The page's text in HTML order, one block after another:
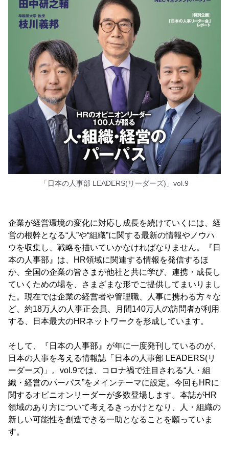
「日本の人事部 LEADERS(リーダーズ)」vol.9
企業が経営環境の変化に対応し成長を続けていくには、経
営の根幹となる“人”や“組織”に関する最新の情報やノウハ
ウを収集し、戦略を描いていかなければなりません。『日
本の人事部』は、HR領域に関連する情報を発信するほ
か、全国の企業の皆さまが他社と共に学び、連携・成長し
ていくための場を、さまざまな形でご提供してまいりまし
た。現在では企業の経営者や管理職、人事に携わる方々な
ど、約18万人の人事正会員、月間140万人の訪問者が利用
する、日本最大のHRネットワークを形成しています。
そして、『日本の人事部』が年に一度発刊しているのが、
日本の人事を考える情報誌「日本の人事部 LEADERS(リ
ーダーズ)」。vol.9では、コロナ禍で注目される“人・組
織・経営のパーパス”をメインテーマに設定。今回もHRに
関するオピニオンリーダーが多数登場します。本誌がHR
領域のあり方について考えるきっかけとなり、人・組織の
新しい可能性を創造できる一助となることを願っていま
す。